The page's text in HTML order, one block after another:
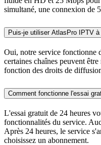
simultané, une connexion de
Puis-je utiliser AtlasPro IPTV à
Oui, notre service fonctionne
certaines chaînes peuvent
fonction des droits de
Comment fonctionne l'essai
L'essai gratuit de 24 heures
fonctionnalités du service.
Après 24 heures, le service
choisissez un abonnement.